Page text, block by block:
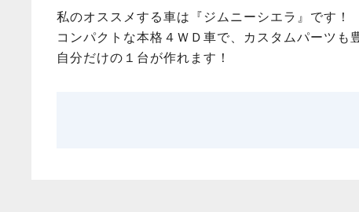
私のオススメする車は『ジムニーシエラ』です！
コンパクトな本格４ＷＤ車で、カスタムパーツも
自分だけの１台が作れます！